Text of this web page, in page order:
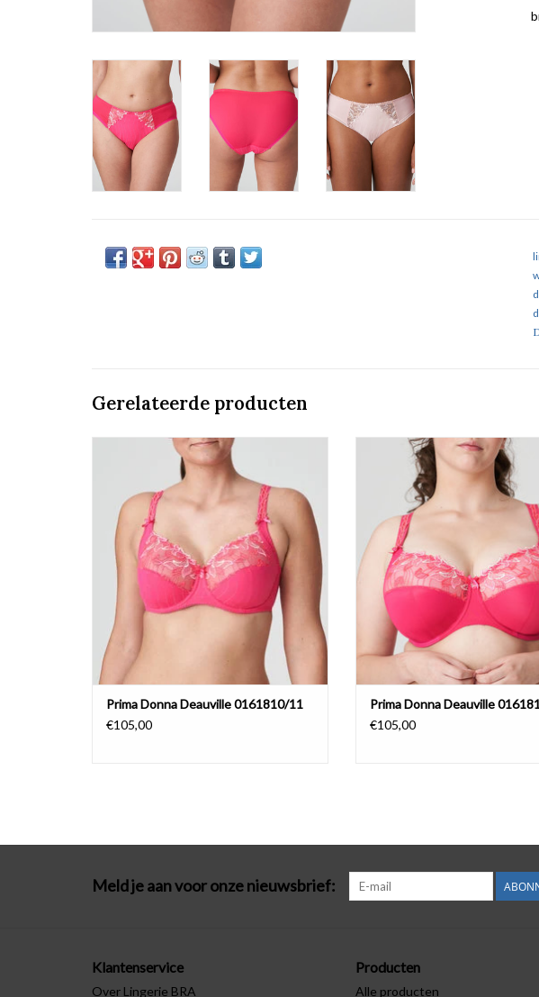
Gerelateerde producten
Prima Donna Deauville
Volle Cup Bh
Laatste stuk 75/90 G cup
TOEVOEGEN AAN WINKELWAGEN
Prima Donna Deauville 0161810/11
€105,00
Volle cup beha
Prima Donna Deauville
TOEVOEGEN AAN
Prima Donna Deauville
€105,00
Meld je aan voor onze nieuwsbrief:
Klantenservice
Over Lingerie BRA
Producten
Alle producten